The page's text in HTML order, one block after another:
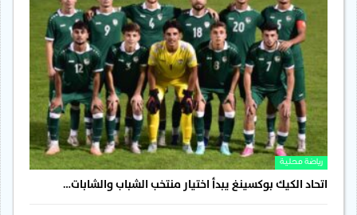
رياضة محلية
اتحاد الكيك بوكسينغ يبدأ اختيار منتخب الشباب والشابات…